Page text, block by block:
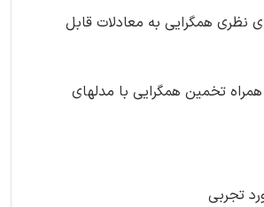
نظری همگرایی به معادلات قابل
همراه تخمین همگرایی با مدلهای